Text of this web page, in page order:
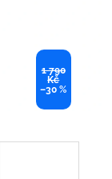
1 790
Kč
–30 %